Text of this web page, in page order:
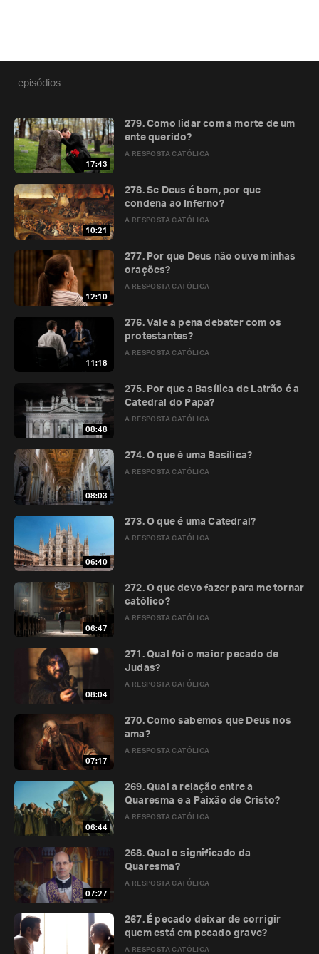
episódios
17:43
A RESPOSTA CATÓLICA
279. Como lidar com a morte de um
ente querido?
10:21
A RESPOSTA CATÓLICA
278. Se Deus é bom, por que
condena ao Inferno?
12:10
A RESPOSTA CATÓLICA
277. Por que Deus não ouve minhas
orações?
11:18
A RESPOSTA CATÓLICA
276. Vale a pena debater com os
protestantes?
08:48
A RESPOSTA CATÓLICA
275. Por que a Basílica de Latrão é a
Catedral do Papa?
08:03
A RESPOSTA CATÓLICA
274. O que é uma Basílica?
06:40
A RESPOSTA CATÓLICA
273. O que é uma Catedral?
06:47
A RESPOSTA CATÓLICA
272. O que devo fazer para me tornar
católico?
08:04
A RESPOSTA CATÓLICA
271. Qual foi o maior pecado de
Judas?
07:17
A RESPOSTA CATÓLICA
270. Como sabemos que Deus nos
ama?
06:44
A RESPOSTA CATÓLICA
269. Qual a relação entre a
Quaresma e a Paixão de Cristo?
07:27
A RESPOSTA CATÓLICA
268. Qual o significado da
Quaresma?
A RESPOSTA CATÓLICA
267. É pecado deixar de corrigir
quem está em pecado grave?